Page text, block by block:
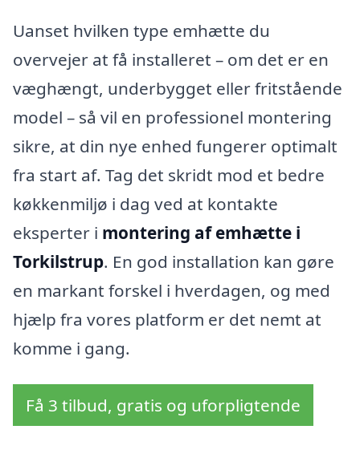
Uanset hvilken type emhætte du
overvejer at få installeret – om det er en
væghængt, underbygget eller fritstående
model – så vil en professionel montering
sikre, at din nye enhed fungerer optimalt
fra start af. Tag det skridt mod et bedre
køkkenmiljø i dag ved at kontakte
eksperter i montering af emhætte i
Torkilstrup. En god installation kan gøre
en markant forskel i hverdagen, og med
hjælp fra vores platform er det nemt at
komme i gang.
Få 3 tilbud, gratis og uforpligtende